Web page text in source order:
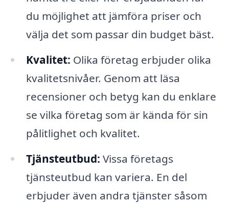
du möjlighet att jämföra priser och
välja det som passar din budget bäst.
Kvalitet: Olika företag erbjuder olika
kvalitetsnivåer. Genom att läsa
recensioner och betyg kan du enklare
se vilka företag som är kända för sin
pålitlighet och kvalitet.
Tjänsteutbud: Vissa företags
tjänsteutbud kan variera. En del
erbjuder även andra tjänster såsom